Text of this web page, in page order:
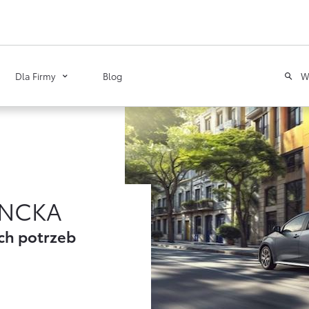
Dla Firmy Blog
Poznaj Portal Klienta
Zawarcie umowy online
Tabela opłat i prowizji
potrzeb